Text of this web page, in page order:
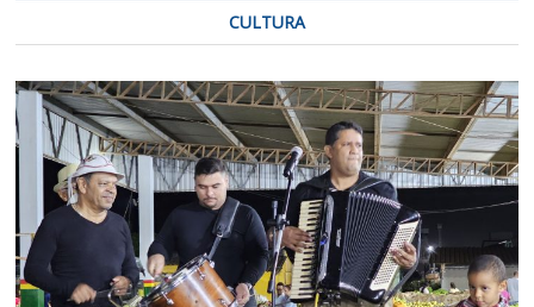
CULTURA